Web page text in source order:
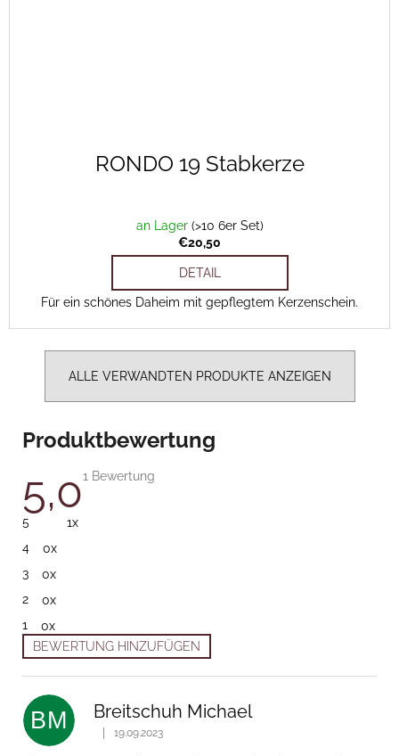
RONDO 19 Stabkerze
an Lager (>10 6er Set)
€20,50
DETAIL
Für ein schönes Daheim mit gepflegtem Kerzenschein.
ALLE VERWANDTEN PRODUKTE ANZEIGEN
Produktbewertung
5,0Die durchschnittliche Produktbewertung ist 5,0 von 5
1 Bewertung
5
1x
4
0x
3
0x
2
0x
1
0x
BEWERTUNG HINZUFÜGEN
BM Breitschuh Michael
Die Produktbewertung beträgt 5 von 5 Sternen.
19.09.2023